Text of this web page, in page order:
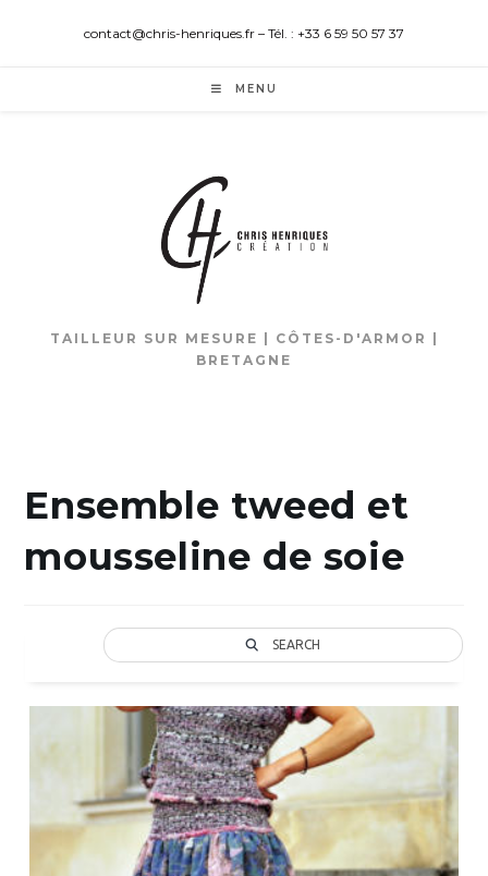
contact@chris-henriques.fr – Tél. : +33 6 59 50 57 37
MENU
TAILLEUR SUR MESURE | CÔTES-D'ARMOR |
BRETAGNE
Ensemble tweed et
mousseline de soie
SEARCH